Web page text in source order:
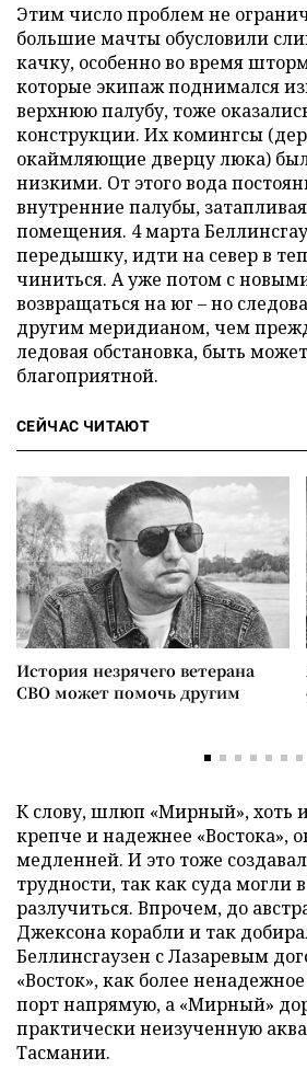
Этим число проблем не
большие мачты обусловили
качку, особенно во время
которые экипаж поднимался
верхнюю палубу, тоже
конструкции. Их комингсы
окаймляющие дверцу люка)
низкими. От этого вода
внутренние палубы,
помещения. 4 марта
передышку, идти на север в
чиниться. А уже потом с
возвращаться на юг – но
другим меридианом, чем
ледовая обстановка, быть
благоприятной.
СЕЙЧАС ЧИТАЮТ
История незрячего ветерана
СВО может помочь другим
К слову, шлюп «Мирный», хоть
крепче и надежнее «Востока»,
медленней. И это тоже
трудности, так как суда могли
разлучиться. Впрочем, до
Джексона корабли и так
Беллинсгаузен с Лазаревым
«Восток», как более
порт напрямую, а «Мирный»
практически неизученную
Тасмании.